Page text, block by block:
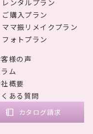
レンタルプラン
ご購入プラン
ママ振リメイクプラン
フォトプラン
客様の声
ム
概要
くある質問
カタログ請求